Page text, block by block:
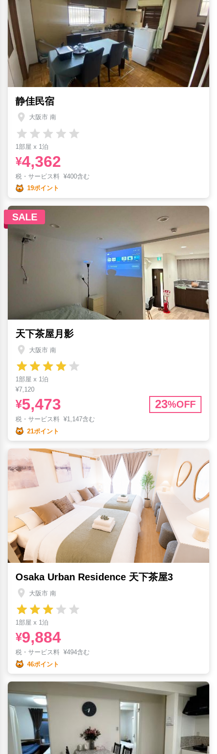
静佳民宿
大阪市 南
1部屋 x 1泊
¥4,362
税・サービス料 ¥400含む
19ポイント
SALE
天下茶屋月影
大阪市 南
1部屋 x 1泊
¥7,120
¥5,473 23%OFF
税・サービス料 ¥1,147含む
21ポイント
Osaka Urban Residence 天下茶屋3
大阪市 南
1部屋 x 1泊
¥9,884
税・サービス料 ¥494含む
46ポイント